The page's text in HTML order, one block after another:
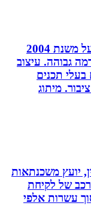
בטי ששון סטודיו לעיצוב, העסק פועל משנת 2004
גבוהה. עיצוב
תכנים
מיתוג
משכנתאות
של לקיחת
אלפי